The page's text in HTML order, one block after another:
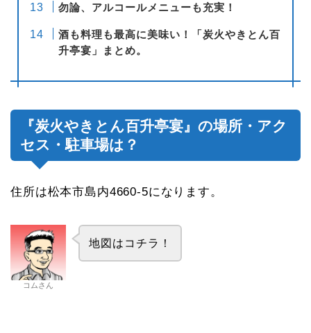
勿論、アルコールメニューも充実！
酒も料理も最高に美味い！「炭火やきとん百
升亭宴」まとめ。
『炭火やきとん百升亭宴』の場所・アク
セス・駐車場は？
住所は松本市島内4660-5になります。
コムさん
地図はコチラ！